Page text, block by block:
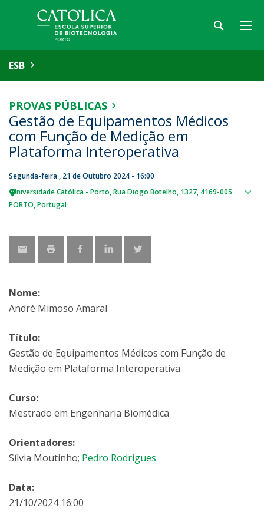
ESB
PROVAS PÚBLICAS
Gestão de Equipamentos Médicos
com Função de Medição em
Plataforma Interoperativa
Segunda-feira , 21 de Outubro 2024 - 16:00
Universidade Católica - Porto Rua Diogo Botelho, 1327 4169-005
PORTO Portugal
Nome:
André Mimoso Amaral
Título:
Gestão de Equipamentos Médicos com Função de
Medição em Plataforma Interoperativa
Curso:
Mestrado em Engenharia Biomédica
Orientadores:
Sílvia Moutinho; Pedro Rodrigues
Data:
21/10/2024 16:00